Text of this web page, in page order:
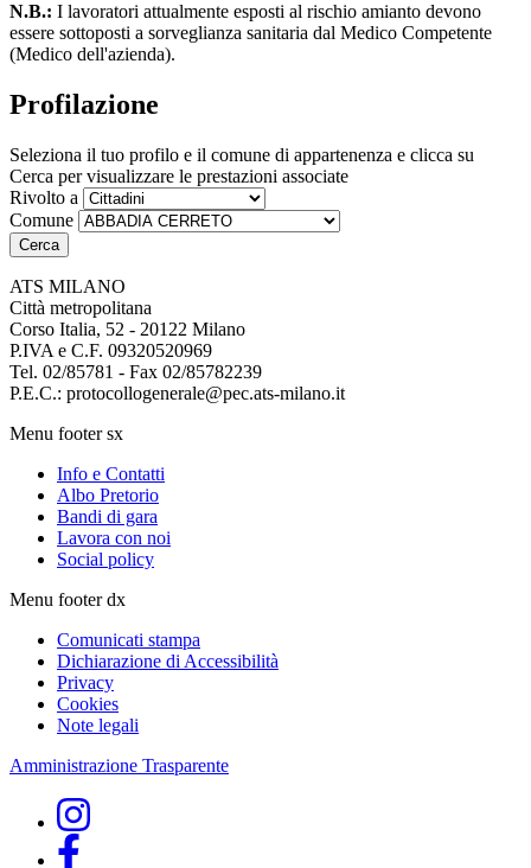
N.B.: I lavoratori attualmente esposti al rischio amianto devono
essere sottoposti a sorveglianza sanitaria dal Medico Competente
(Medico dell'azienda).
Profilazione
Seleziona il tuo profilo e il comune di appartenenza e clicca su
Cerca per visualizzare le prestazioni associate
Rivolto a
Comune
ATS MILANO
Città metropolitana
Corso Italia, 52 - 20122 Milano
P.IVA e C.F. 09320520969
Tel. 02/85781 - Fax 02/85782239
P.E.C.: protocollogenerale@pec.ats-milano.it
Menu footer sx
Info e Contatti
Albo Pretorio
Bandi di gara
Lavora con noi
Social policy
Menu footer dx
Comunicati stampa
Dichiarazione di Accessibilità
Privacy
Cookies
Note legali
Amministrazione Trasparente